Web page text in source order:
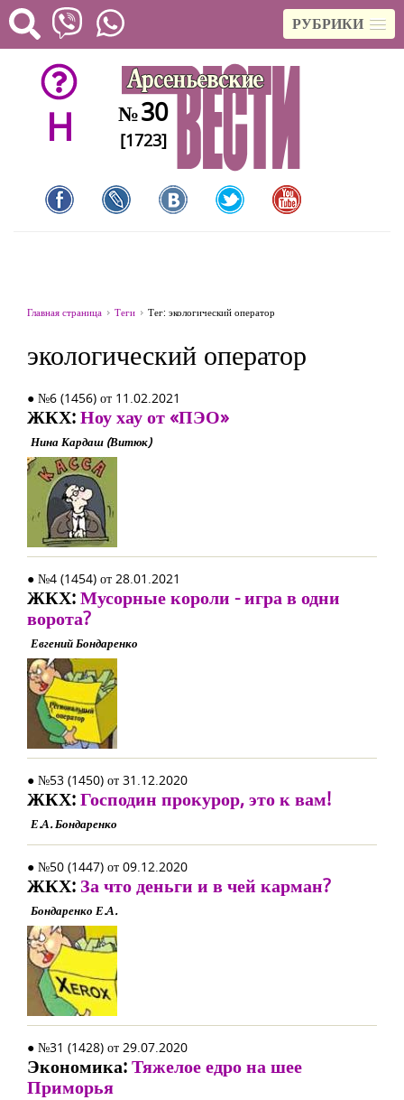
РУБРИКИ
H №30
[1723]
Главная страница Теги Тег: экологический оператор
экологический оператор
● №6 (1456) от 11.02.2021
ЖКХ:Ноу хау от «ПЭО»
Нина Кардаш (Витюк)
● №4 (1454) от 28.01.2021
ЖКХ:Мусорные короли - игра в одни
ворота?
Евгений Бондаренко
● №53 (1450) от 31.12.2020
ЖКХ:Господин прокурор, это к вам!
Е.А. Бондаренко
● №50 (1447) от 09.12.2020
ЖКХ: За что деньги и в чей карман?
Бондаренко Е.А.
● №31 (1428) от 29.07.2020
Экономика:Тяжелое едро на шее
Приморья